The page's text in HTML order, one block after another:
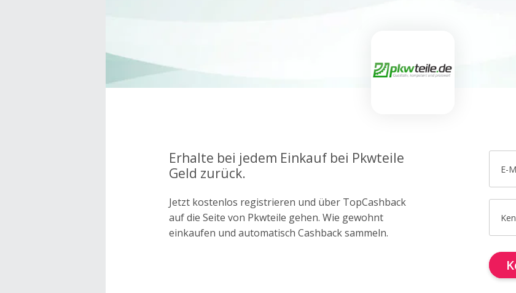
Erhalte bei jedem Einkauf bei Pkwteile
Geld zurück.
Jetzt kostenlos registrieren und über TopCashback
auf die Seite von Pkwteile gehen. Wie gewohnt
einkaufen und automatisch Cashback sammeln.
E-